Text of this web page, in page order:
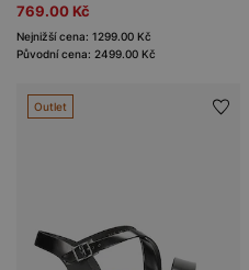
769.00 Kč
Nejnižší cena: 1299.00 Kč
Původní cena: 2499.00 Kč
Outlet